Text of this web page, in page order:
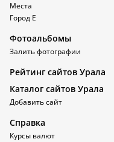
Места
Город Е
Фотоальбомы
Залить фотографии
Рейтинг сайтов Урала
Каталог сайтов Урала
Добавить сайт
Справка
Курсы валют